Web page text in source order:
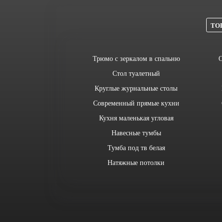
Трюмо с зеркалом в спальню
Стол туалетный
Круглые журнальные столы
Современный прямые кухни
Кухня маленькая угловая
Навесные тумбы
Тумба под тв белая
Натяжные потолки